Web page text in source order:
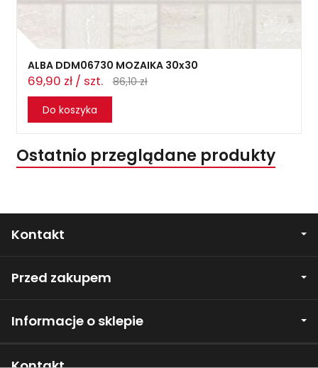
ALBA DDM06730 MOZAIKA 30x30
69,90 zł / szt.
86,10 zł
Do koszyka
Ostatnio przeglądane produkty
Kontakt
Przed zakupem
Informacje o sklepie